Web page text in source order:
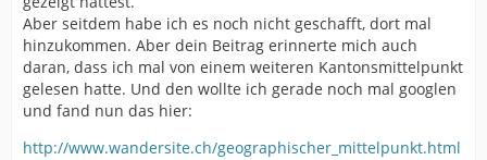
Aber seitdem habe ich es noch nicht geschafft, dort mal
hinzukommen. Aber dein Beitrag erinnerte mich auch
daran, dass ich mal von einem weiteren Kantonsmittelpunkt
gelesen hatte. Und den wollte ich gerade noch mal googlen
und fand nun das hier:
http://www.wandersite.ch/geographischer_mittelpunkt.html